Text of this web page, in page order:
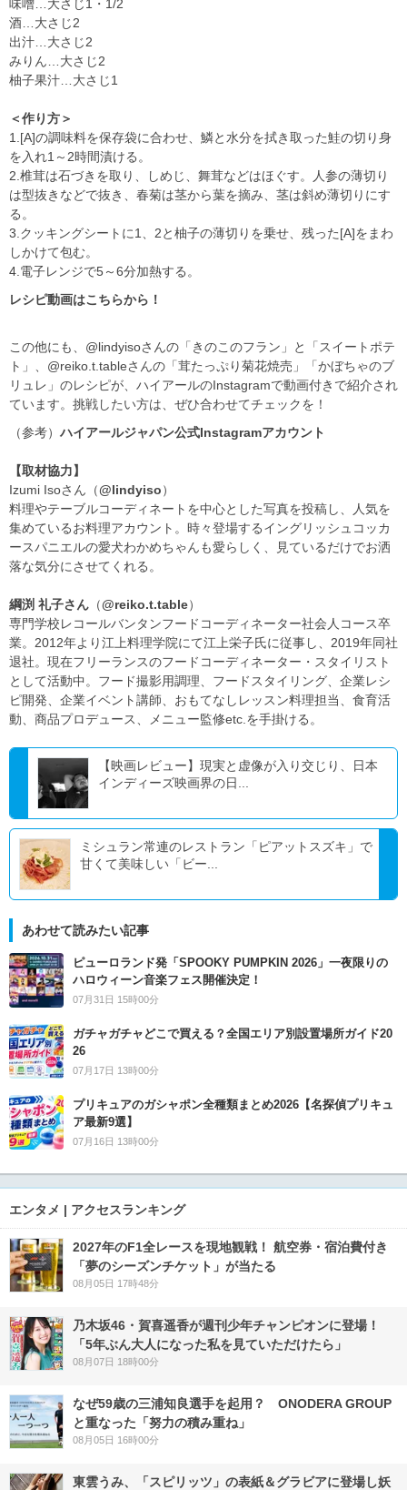
味噌…大さじ1・1/2
酒…大さじ2
出汁…大さじ2
みりん…大さじ2
柚子果汁…大さじ1
＜作り方＞
1.[A]の調味料を保存袋に合わせ、鱗と水分を拭き取った鮭の切り身
を入れ1～2時間漬ける。
2.椎茸は石づきを取り、しめじ、舞茸などはほぐす。人参の薄切り
は型抜きなどで抜き、春菊は茎から葉を摘み、茎は斜め薄切りにす
る。
3.クッキングシートに1、2と柚子の薄切りを乗せ、残った[A]をまわ
しかけて包む。
4.電子レンジで5～6分加熱する。
レシピ動画はこちらから！
この他にも、@lindyisoさんの「きのこのフラン」と「スイートポテ
ト」、@reiko.t.tableさんの「茸たっぷり菊花焼売」「かぼちゃのブ
リュレ」のレシピが、ハイアールのInstagramで動画付きで紹介され
ています。挑戦したい方は、ぜひ合わせてチェックを！
（参考） ハイアールジャパン公式Instagramアカウント
【取材協力】
Izumi Isoさん（@lindyiso）
料理やテーブルコーディネートを中心とした写真を投稿し、人気を
集めているお料理アカウント。時々登場するイングリッシュコッカ
ースパニエルの愛犬わかめちゃんも愛らしく、見ているだけでお洒
落な気分にさせてくれる。
綱渕 礼子さん （@reiko.t.table）
専門学校レコールバンタンフードコーディネーター社会人コース卒
業。2012年より江上料理学院にて江上栄子氏に従事し、2019年同社
退社。現在フリーランスのフードコーディネーター・スタイリスト
として活動中。フード撮影用調理、フードスタイリング、企業レシ
ピ開発、企業イベント講師、おもてなしレッスン料理担当、食育活
動、商品プロデュース、メニュー監修etc.を手掛ける。
【映画レビュー】現実と虚像が入り交じり、日本
インディーズ映画界の日...
ミシュラン常連のレストラン「ピアットスズキ」で
甘くて美味しい「ビー...
あわせて読みたい記事
ピューロランド発「SPOOKY PUMPKIN 2026」一夜限りの
ハロウィーン音楽フェス開催決定！
07月31日 15時00分
ガチャガチャどこで買える？全国エリア別設置場所ガイド20
26
07月17日 13時00分
プリキュアのガシャポン全種類まとめ2026【名探偵プリキュ
ア最新9選】
07月16日 13時00分
エンタメ | アクセスランキング
2027年のF1全レースを現地観戦！ 航空券・宿泊費付き
「夢のシーズンチケット」が当たる
08月05日 17時48分
乃木坂46・賀喜遥香が週刊少年チャンピオンに登場！
「5年ぶん大人になった私を見ていただけたら」
08月07日 18時00分
なぜ59歳の三浦知良選手を起用？ ONODERA GROUP
と重なった「努力の積み重ね」
08月05日 16時00分
東雲うみ、「スピリッツ」の表紙＆グラビアに登場し妖